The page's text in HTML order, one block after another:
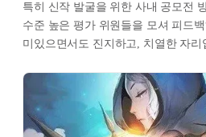
특히 신작 발굴을 위한 사내 공모전
수준 높은 평가 위원들을 모셔 피드
미있으면서도 진지하고, 치열한 자리